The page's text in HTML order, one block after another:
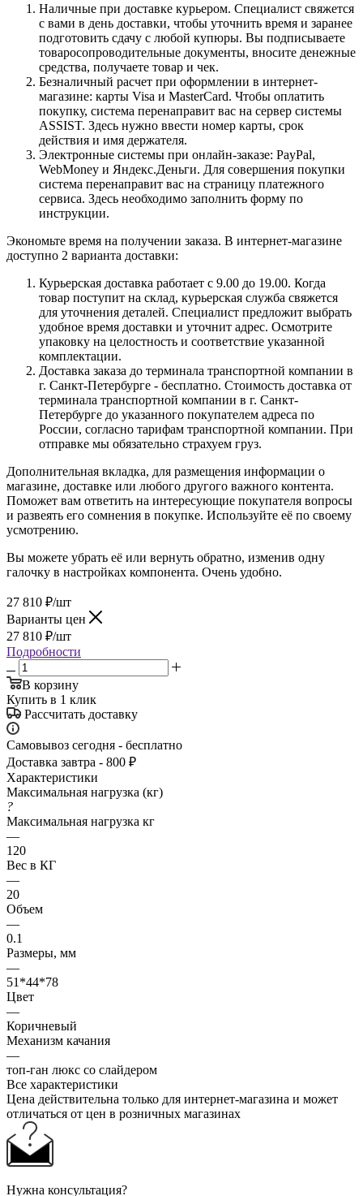
Наличные при доставке курьером. Специалист свяжется
с вами в день доставки, чтобы уточнить время и заранее
подготовить сдачу с любой купюры. Вы подписываете
товаросопроводительные документы, вносите денежные
средства, получаете товар и чек.
Безналичный расчет при оформлении в интернет-
магазине: карты Visa и MasterCard. Чтобы оплатить
покупку, система перенаправит вас на сервер системы
ASSIST. Здесь нужно ввести номер карты, срок
действия и имя держателя.
Электронные системы при онлайн-заказе: PayPal,
WebMoney и Яндекс.Деньги. Для совершения покупки
система перенаправит вас на страницу платежного
сервиса. Здесь необходимо заполнить форму по
инструкции.
Экономьте время на получении заказа. В интернет-магазине
доступно 2 варианта доставки:
Курьерская доставка работает с 9.00 до 19.00. Когда
товар поступит на склад, курьерская служба свяжется
для уточнения деталей. Специалист предложит выбрать
удобное время доставки и уточнит адрес. Осмотрите
упаковку на целостность и соответствие указанной
комплектации.
Доставка заказа до терминала транспортной компании в
г. Санкт-Петербурге - бесплатно. Стоимость доставка от
терминала транспортной компании в г. Санкт-
Петербурге до указанного покупателем адреса по
России, согласно тарифам транспортной компании. При
отправке мы обязательно страхуем груз.
Дополнительная вкладка, для размещения информации о
магазине, доставке или любого другого важного контента.
Поможет вам ответить на интересующие покупателя вопросы
и развеять его сомнения в покупке. Используйте её по своему
усмотрению.
Вы можете убрать её или вернуть обратно, изменив одну
галочку в настройках компонента. Очень удобно.
27 810 ₽/шт
Варианты цен
27 810 ₽/шт
Подробности
В корзину
Купить в 1 клик
Рассчитать доставку
Самовывоз сегодня - бесплатно
Доставка завтра - 800 ₽
Характеристики
Максимальная нагрузка (кг)
?
Максимальная нагрузка кг
—
120
Вес в КГ
—
20
Объем
—
0.1
Размеры, мм
—
51*44*78
Цвет
—
Коричневый
Механизм качания
—
топ-ган люкс со слайдером
Все характеристики
Цена действительна только для интернет-магазина и может
отличаться от цен в розничных магазинах
Нужна консультация?